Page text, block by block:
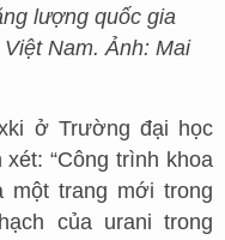
lượng quốc gia
Nam. Ảnh: Mai
ở Trường đại học
“Công trình khoa
một trang mới trong
của urani trong